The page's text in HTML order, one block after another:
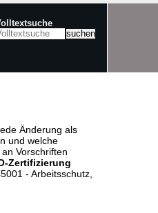
Änderung als
und welche
Vorschriften
Zertifizierung
- Arbeitsschutz,